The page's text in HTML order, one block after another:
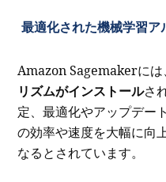
最適化された機械学習
Amazon Sagemakerには
リズムがインストールさ
定、最適化やアップデー
の効率や速度を大幅に向
なるとされています。